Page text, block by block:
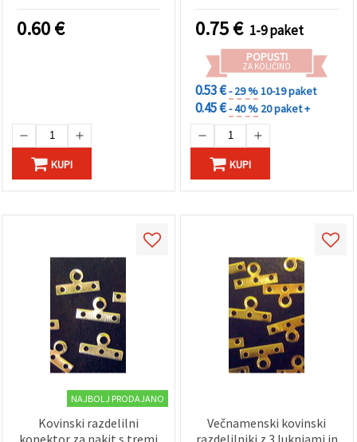
DIY ročno izdelan nakit
0.60€
KUPI
0.75€ 1-9 paket
POPUSTI
ZA KOLIČINO
0.53 €- 29 %10-19 paket
0.45 €- 40 % 20 paket +
KUPI
NAJBOLJ PRODAJANO
Kovinski razdelilni
konektor za nakit s tremi
Večnamenski kovinski
razdelilniki z 3 luknjami in